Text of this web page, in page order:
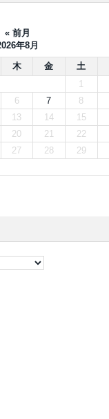
« 前月
年8月
木 金 土
1
6 7 8
13 14 15
20 21 22
27 28 29